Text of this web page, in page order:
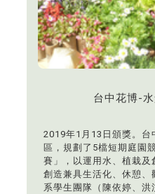
台中花博-
2019年1月13日頒獎。台
區，規劃了5檔短期庭園
賽」，以運用水、植栽及
創造兼具生活化、休憩
系學生團隊（陳依婷、洪